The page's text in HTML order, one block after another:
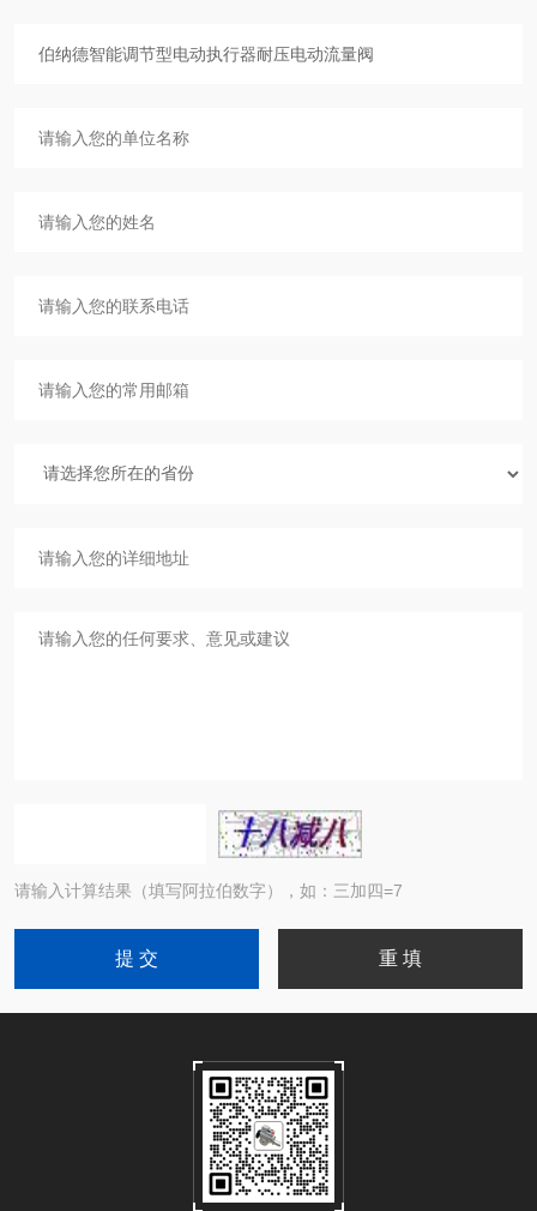
请输入计算结果（填写阿拉伯数字），如：三加四=7